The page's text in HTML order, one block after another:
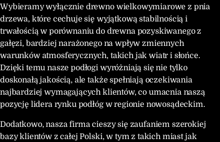
Wybieramy wyłącznie drewno wielkowymiarowe z pnia
drzewa, które cechuje się wyjątkową stabilnością i
trwałością w porównaniu do drewna pozyskiwanego z
gałęzi, bardziej narażonego na wpływ zmiennych
warunków atmosferycznych, takich jak wiatr i słońce.
Dzięki temu nasze podłogi wyróżniają się nie tylko
doskonałą jakością, ale także spełniają oczekiwania
najbardziej wymagających klientów, co umacnia naszą
pozycję lidera rynku podłóg w regionie nowosądeckim.
Dodatkowo, nasza firma cieszy się zaufaniem szerokiej
bazy klientów z całej Polski, w tym z takich miast jak